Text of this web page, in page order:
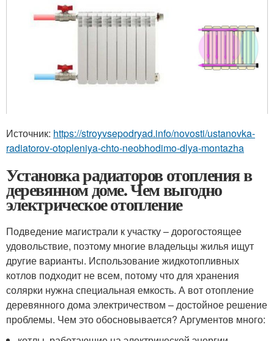
Источник: https://stroyvsepodryad.info/novosti/ustanovka-
radiatorov-otopleniya-chto-neobhodimo-dlya-montazha
Установка радиаторов отопления в
деревянном доме. Чем выгодно
электрическое отопление
Подведение магистрали к участку – дорогостоящее
удовольствие, поэтому многие владельцы жилья ищут
другие варианты. Использование жидкотопливных
котлов подходит не всем, потому что для хранения
солярки нужна специальная емкость. А вот отопление
деревянного дома электричеством – достойное решение
проблемы. Чем это обосновывается? Аргументов много: